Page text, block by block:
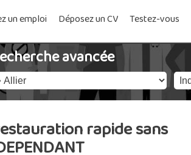
un emploi Déposez un CV Testez-vous
avancée
rapide sans